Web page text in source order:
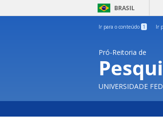
BRASIL
Ir para o conteúdo 1 Ir
Pró-Reitoria de
UNIVERSIDADE